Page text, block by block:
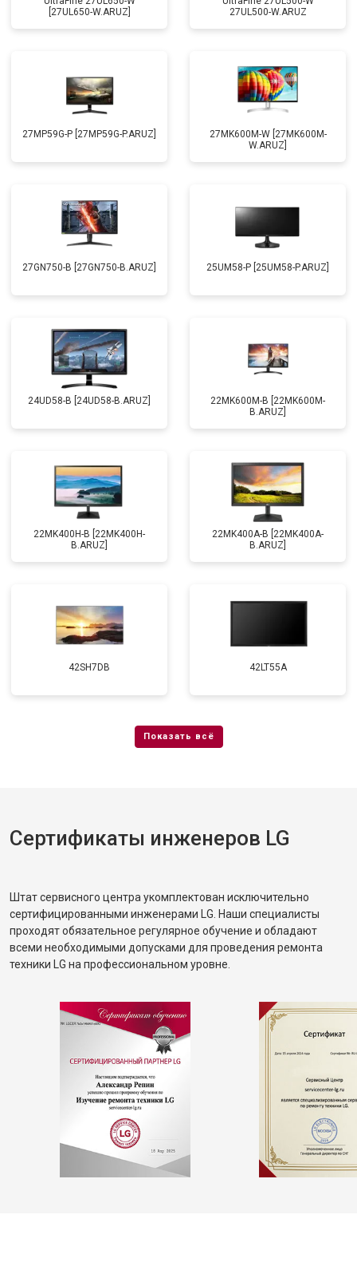
[27UL650-W.ARUZ]
27UL500-W.ARUZ
27MP59G-P [27MP59G-P.ARUZ]
27MK600M-W [27MK600M-
W.ARUZ]
27GN750-B [27GN750-B.ARUZ] 25UM58-P [25UM58-P.ARUZ]
24UD58-B [24UD58-B.ARUZ]
22MK600M-B [22MK600M-
B.ARUZ]
22MK400H-B [22MK400H-
B.ARUZ]
22MK400A-B [22MK400A-
B.ARUZ]
42SH7DB 42LT55A
Сертификаты инженеров LG
Штат сервисного центра укомплектован исключительно
сертифицированными инженерами LG. Наши специалисты
проходят обязательное регулярное обучение и обладают
всеми необходимыми допусками для проведения ремонта
техники LG на профессиональном уровне.